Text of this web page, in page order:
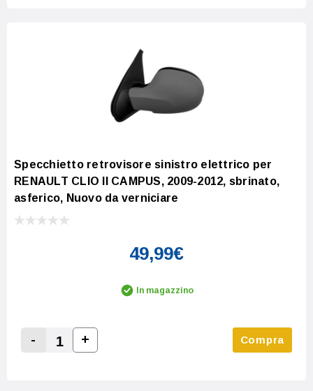
Specchietto retrovisore sinistro elettrico per
RENAULT CLIO II CAMPUS, 2009-2012, sbrinato,
asferico, Nuovo da verniciare
49,99€
In magazzino
Decrease Quantity:
-
Increase Quantity:
+ Compra